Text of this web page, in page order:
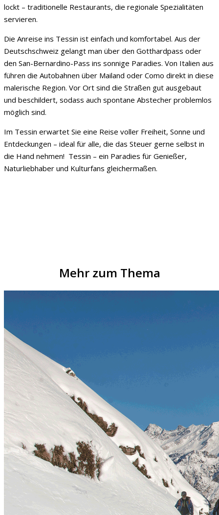
lockt – traditionelle Restaurants, die regionale Spezialitäten
servieren.
Die Anreise ins Tessin ist einfach und komfortabel. Aus der
Deutschschweiz gelangt man über den Gotthardpass oder
den San-Bernardino-Pass ins sonnige Paradies. Von Italien aus
führen die Autobahnen über Mailand oder Como direkt in diese
malerische Region. Vor Ort sind die Straßen gut ausgebaut
und beschildert, sodass auch spontane Abstecher problemlos
möglich sind.
Im Tessin erwartet Sie eine Reise voller Freiheit, Sonne und
Entdeckungen – ideal für alle, die das Steuer gerne selbst in
die Hand nehmen! Tessin – ein Paradies für Genießer,
Naturliebhaber und Kulturfans gleichermaßen.
Mehr zum Thema